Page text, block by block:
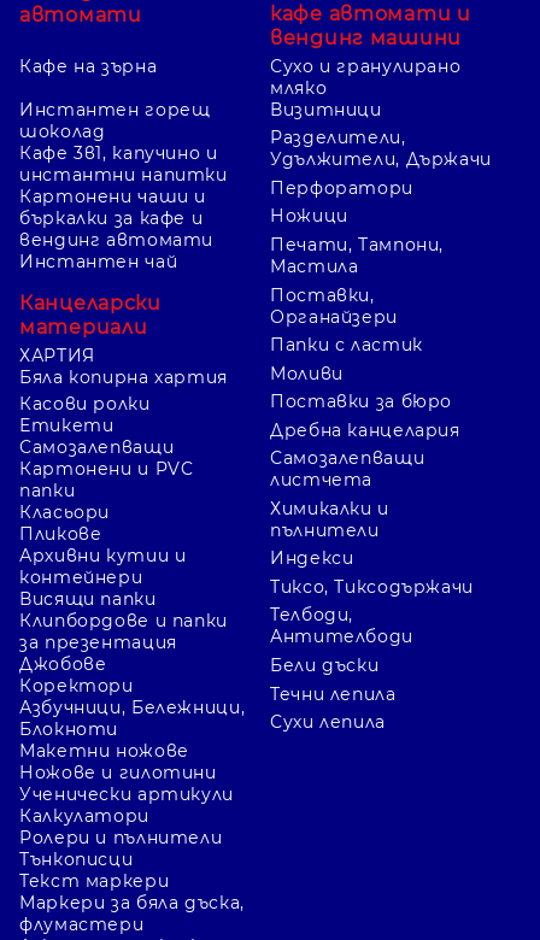
автомати
Кафе на зърна
кафе автомати и
вендинг машини
Сухо и гранулирано
мляко
Инстантен горещ
шоколад
Кафе 3в1, капучино и
инстантни напитки
Картонени чаши и
бъркалки за кафе и
вендинг автомати
Инстантен чай
Канцеларски
материали
ХАРТИЯ
Бяла копирна хартия
Касови ролки
Етикети
Самозалепващи
Картонени и PVC
папки
Класьори
Пликове
Архивни кутии и
контейнери
Висящи папки
Клипбордове и папки
за презентация
Джобове
Коректори
Азбучници, Бележници,
Блокноти
Визитници
Разделители,
Удължители, Държачи
Перфоратори
Ножици
Печати, Тампони,
Мастила
Поставки,
Органайзери
Папки с ластик
Моливи
Поставки за бюро
Дребна канцелария
Самозалепващи
листчета
Химикалки и
пълнители
Индекси
Тиксо, Тиксодържачи
Телбоди,
Антителбоди
Бели дъски
Течни лепила
Сухи лепила
Макетни ножове
Ножове и гилотини
Ученически артикули
Калкулатори
Ролери и пълнители
Тънкописци
Текст маркери
Маркери за бяла дъска,
флумастери